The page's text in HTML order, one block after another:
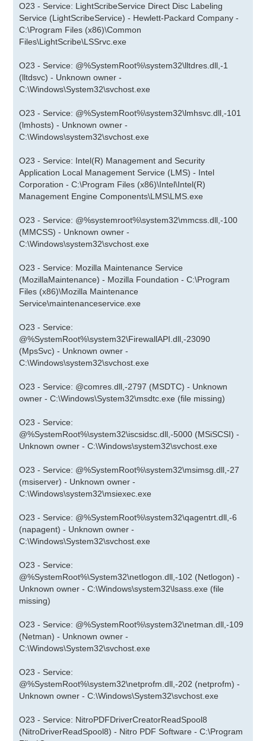
O23 - Service: LightScribeService Direct Disc Labeling
Service (LightScribeService) - Hewlett-Packard Company -
C:\Program Files (x86)\Common
Files\LightScribe\LSSrvc.exe
O23 - Service: @%SystemRoot%\system32\lltdres.dll,-1
(lltdsvc) - Unknown owner -
C:\Windows\System32\svchost.exe
O23 - Service: @%SystemRoot%\system32\lmhsvc.dll,-101
(lmhosts) - Unknown owner -
C:\Windows\system32\svchost.exe
O23 - Service: Intel(R) Management and Security
Application Local Management Service (LMS) - Intel
Corporation - C:\Program Files (x86)\Intel\Intel(R)
Management Engine Components\LMS\LMS.exe
O23 - Service: @%systemroot%\system32\mmcss.dll,-100
(MMCSS) - Unknown owner -
C:\Windows\system32\svchost.exe
O23 - Service: Mozilla Maintenance Service
(MozillaMaintenance) - Mozilla Foundation - C:\Program
Files (x86)\Mozilla Maintenance
Service\maintenanceservice.exe
O23 - Service:
@%SystemRoot%\system32\FirewallAPI.dll,-23090
(MpsSvc) - Unknown owner -
C:\Windows\system32\svchost.exe
O23 - Service: @comres.dll,-2797 (MSDTC) - Unknown
owner - C:\Windows\System32\msdtc.exe (file missing)
O23 - Service:
@%SystemRoot%\system32\iscsidsc.dll,-5000 (MSiSCSI) -
Unknown owner - C:\Windows\system32\svchost.exe
O23 - Service: @%SystemRoot%\system32\msimsg.dll,-27
(msiserver) - Unknown owner -
C:\Windows\system32\msiexec.exe
O23 - Service: @%SystemRoot%\system32\qagentrt.dll,-6
(napagent) - Unknown owner -
C:\Windows\System32\svchost.exe
O23 - Service:
@%SystemRoot%\System32\netlogon.dll,-102 (Netlogon) -
Unknown owner - C:\Windows\system32\lsass.exe (file
missing)
O23 - Service: @%SystemRoot%\system32\netman.dll,-109
(Netman) - Unknown owner -
C:\Windows\System32\svchost.exe
O23 - Service:
@%SystemRoot%\system32\netprofm.dll,-202 (netprofm) -
Unknown owner - C:\Windows\System32\svchost.exe
O23 - Service: NitroPDFDriverCreatorReadSpool8
(NitroDriverReadSpool8) - Nitro PDF Software - C:\Program